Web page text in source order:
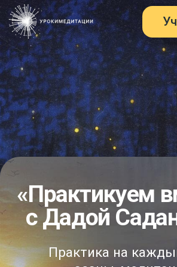
Участвовать
Участвовать
Дада Садананда
|
23 августа 11:00 МСК
Эфир «Как услышать свою
интуицию и не ошибиться?»
«Практикуем вместе»
с Дадой Саданандой
асаны, медитация,
интенсивы, лекции и
живое общение с Дадой
в формате онлайн-